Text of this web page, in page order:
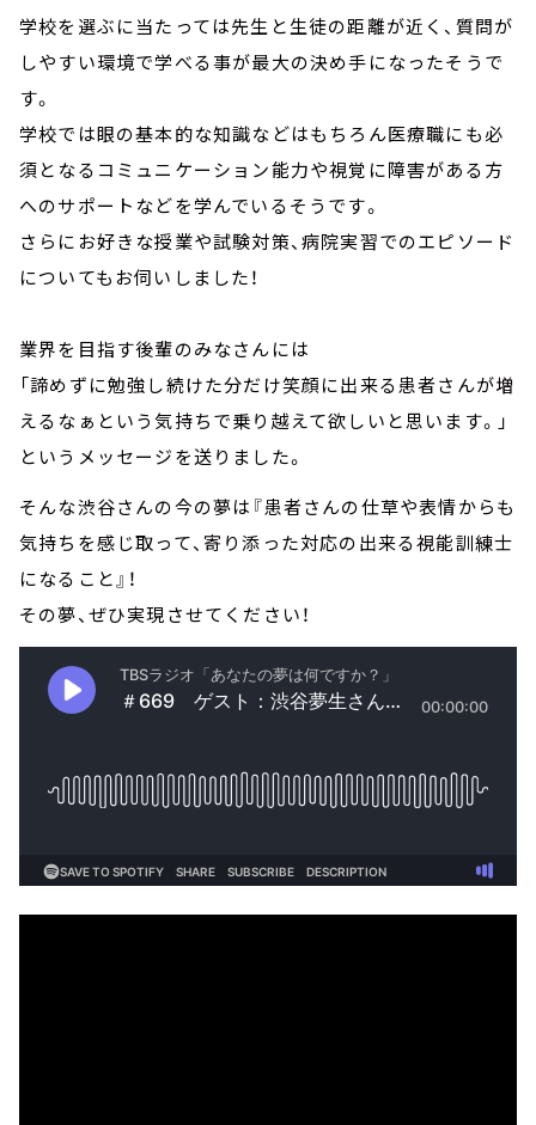
学校を選ぶに当たっては先生と生徒の距離が近く、質問が
しやすい環境で学べる事が最大の決め手になったそうで
す。
学校では眼の基本的な知識などはもちろん医療職にも必
須となるコミュニケーション能力や視覚に障害がある方
へのサポートなどを学んでいるそうです。
さらにお好きな授業や試験対策、病院実習でのエピソード
についてもお伺いしました！
業界を目指す後輩のみなさんには
「諦めずに勉強し続けた分だけ笑顔に出来る患者さんが増
えるなぁという気持ちで乗り越えて欲しいと思います。」
というメッセージを送りました。
そんな渋谷さんの今の夢は『患者さんの仕草や表情からも
気持ちを感じ取って、寄り添った対応の出来る視能訓練士
になること』！
その夢、ぜひ実現させてください！